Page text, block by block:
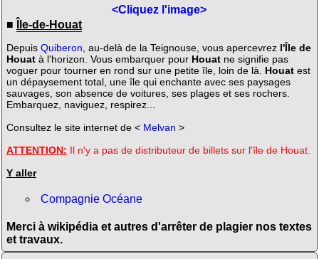
<Cliquez l'image>
■
Île-de-Houat
Depuis Quiberon , au-delà de la Teignouse, vous apercevrez l'Île de
Houatà l'horizon. Vous embarquer pour Houatne signifie pas
voguer pour tourner en rond sur une petite île, loin de là. Houatest
un dépaysement total, une île qui enchante avec ses paysages
sauvages, son absence de voitures, ses plages et ses rochers.
Embarquez, naviguez, respirez...
Consultez le site internet de < Melvan >
ATTENTION: Il n'y a pas de distributeur de billets sur l'île de Houat.
Y aller
Compagnie Océane
Merci à wikipédia et autres d'arrêter de plagier nos textes
et travaux.